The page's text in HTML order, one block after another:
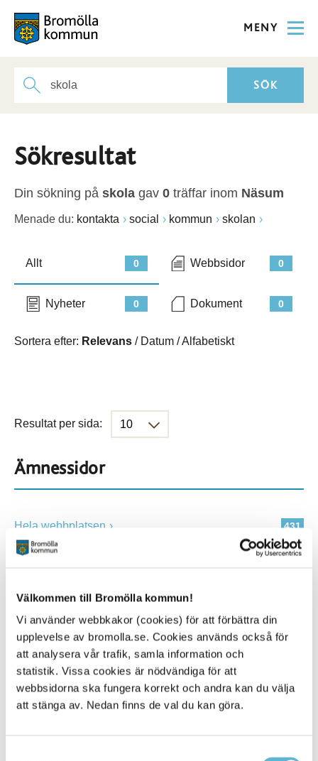
Välkommen till Bromölla kommun!
Vi använder webbkakor (cookies) för att förbättra din
upplevelse av bromolla.se. Cookies används också för
att analysera vår trafik, samla information och
statistik. Vissa cookies är nödvändiga för att
webbsidorna ska fungera korrekt och andra kan du välja
att stänga av. Nedan finns de val du kan göra.
MENY
Sökresultat
Din sökning på skola gav 0 träffar inom Näsum
Menade du: kontakta social kommun skolan
0
Allt 0
Webbsidor
0
Nyheter 0
Dokument
Sortera efter: Relevans / Datum /Alfabetiskt
Resultat per sida:
Ämnessidor
431
Hela webbplatsen
Alla platser